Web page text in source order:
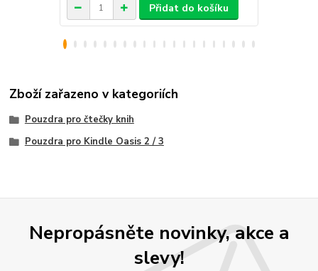
Přidat do košíku
Zboží zařazeno v kategoriích
Pouzdra pro čtečky knih
Pouzdra pro Kindle Oasis 2 / 3
Nepropásněte novinky, akce a
slevy!